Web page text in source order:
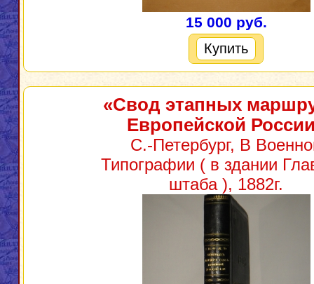
15 000 руб.
Купить
«Свод этапных
Европейской
С.-Петербург, В
Типографии ( в здании
штаба ), 1882г.